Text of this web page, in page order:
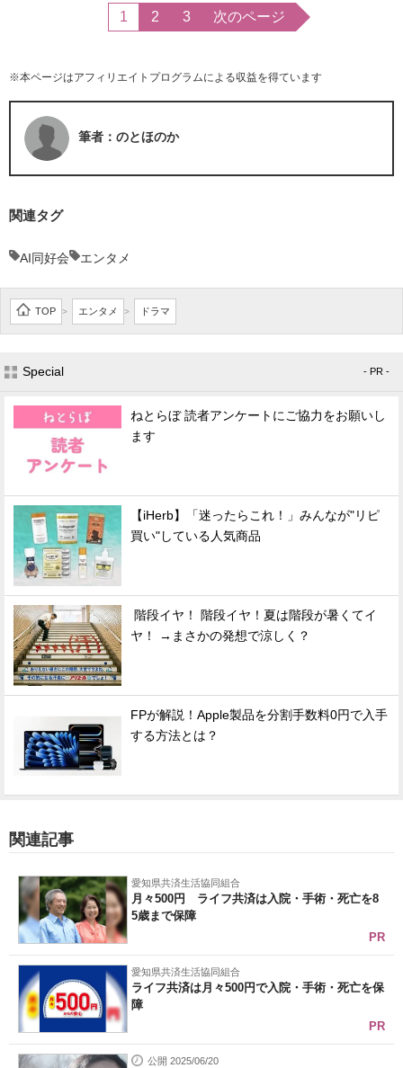
1 2 3 次のページ
※本ページはアフィリエイトプログラムによる収益を得ています
筆者：のとほのか
関連タグ
AI同好会 エンタメ
TOP > エンタメ > ドラマ
Special - PR -
ねとらぼ 読者アンケートにご協力をお願いし
ます
【iHerb】「迷ったらこれ！」みんなが"リピ
買い"している人気商品
階段イヤ！ 階段イヤ！夏は階段が暑くてイ
ヤ！ →まさかの発想で涼しく？
FPが解説！Apple製品を分割手数料0円で入手
する方法とは？
関連記事
愛知県共済生活協同組合
月々500円 ライフ共済は入院・手術・死亡を8
5歳まで保障
PR
愛知県共済生活協同組合
ライフ共済は月々500円で入院・手術・死亡を保
障
PR
公開 2025/06/20